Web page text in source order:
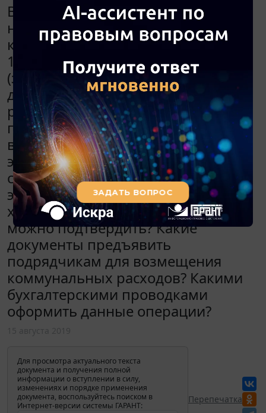
В бюджетном учреждении
несколько подрядчиков проводят
капитальный ремонт помещений:
1) капитальный ремонт окон
(замена); 2) капитальный ремонт
дверей (замена); 3) капитальный
ремонт помещений. Как
предъявить подрядчикам счета на
возмещение расходов за воду и
электроэнергию? Как рассчитать
суммы потраченной
электроэнергии и горячей и
холодной воды? Чем эти суммы
можно подтвердить? Какие
документы предъявить
подрядчикам для возмещения
коммунальных расходов? Какими
бухгалтерскими проводками
оформить данные операции?
Для просмотра актуального текста
документа и получения полной
информации о вступлении в силу,
изменениях и порядке применения
документа, воспользуйтесь поиском в
Интернет-версии системы ГАРАНТ:
Перепечатка